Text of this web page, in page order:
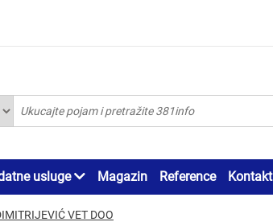
usluge Magazin Reference Kontakt
VET DOO